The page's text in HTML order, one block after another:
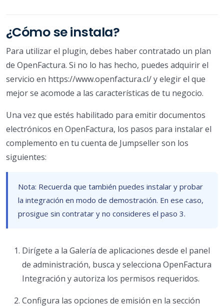
¿Cómo se instala?
Para utilizar el plugin, debes haber contratado un plan
de OpenFactura. Si no lo has hecho, puedes adquirir el
servicio en https://www.openfactura.cl/ y elegir el que
mejor se acomode a las características de tu negocio.
Una vez que estés habilitado para emitir documentos
electrónicos en OpenFactura, los pasos para instalar el
complemento en tu cuenta de Jumpseller son los
siguientes:
Nota: Recuerda que también puedes instalar y probar
la integración en modo de demostración. En ese caso,
prosigue sin contratar y no consideres el paso 3.
Dirígete a la Galería de aplicaciones desde el panel
de administración, busca y selecciona OpenFactura
Integración y autoriza los permisos requeridos.
Configura las opciones de emisión en la sección